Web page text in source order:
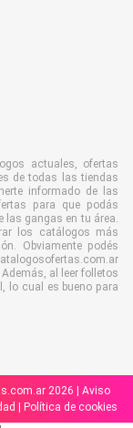
actuales, ofertas
de todas las tiendas
informado de las
para que podás
las gangas en tu área.
los catálogos más
Obviamente podés
al leer folletos
lo cual es bueno para
2026 | Aviso
Política de cookies